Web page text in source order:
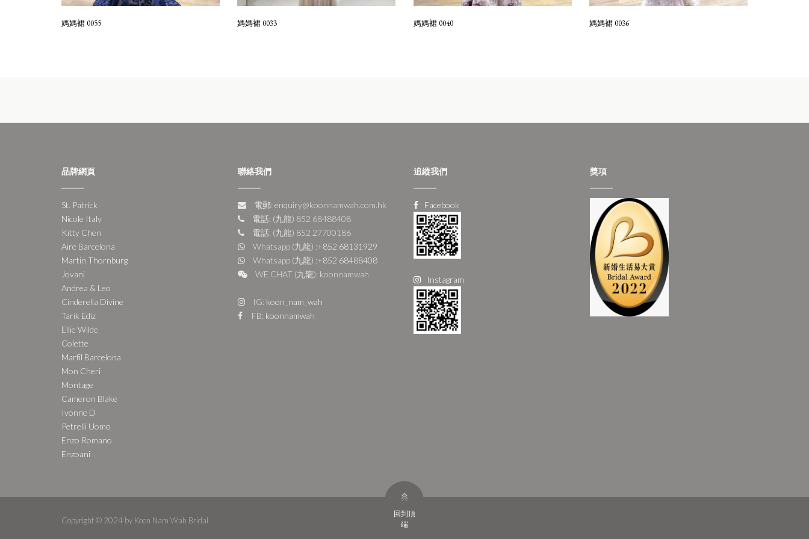
媽媽裙 0055 媽媽裙 0033 媽媽裙 0040 媽媽裙 0036
品牌網頁
St. Patrick
Nicole Italy
Kitty Chen
Aire Barcelona
Martin Thornburg
Jovani
Andrea & Leo
Cinderella Divine
Tarik Ediz
Ellie Wilde
Colette
Marfil Barcelona
Mon Cheri
Montage
Cameron Blake
Ivonne D
Petrelli Uomo
Enzo Romano
Enzoani
聯絡我們
電郵: enquiry@koonnamwah.com.hk
電話: (九龍) 852 68488408
電話: (九龍) 852 27700186
Whatsapp (九龍) :+852 68131929
Whatsapp (九龍) :+852 68488408
WE CHAT (九龍): koonnamwah
IG: koon_nam_wah
FB: koonnamwah
追縱我們
Facebook
Instagram
獎項
Copyright © 2024 by Koon Nam Wah Bridal
回到頂
端